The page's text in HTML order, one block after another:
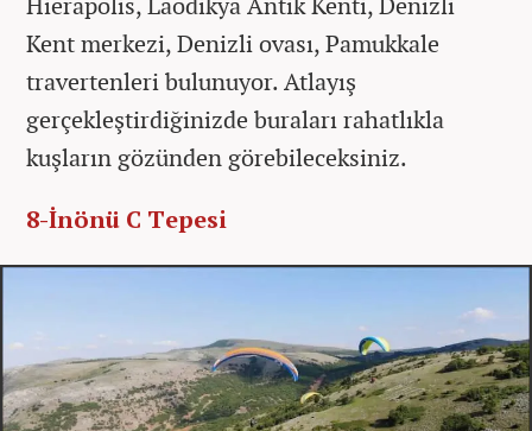
Kent merkezi, Denizli ovası, Pamukkale
travertenleri bulunuyor. Atlayış
gerçekleştirdiğinizde buraları rahatlıkla
kuşların gözünden görebileceksiniz.
8-İnönü C Tepesi